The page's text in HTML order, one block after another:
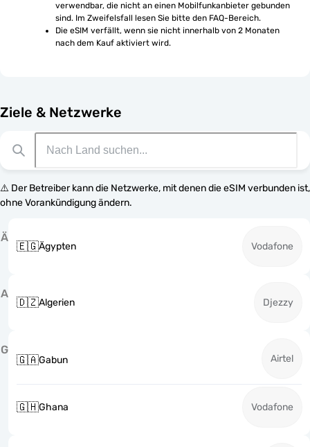
verwendbar, die nicht an einen Mobilfunkanbieter gebunden
sind. Im Zweifelsfall lesen Sie bitte den FAQ-Bereich.
Die eSIM verfällt, wenn sie nicht innerhalb von 2 Monaten
nach dem Kauf aktiviert wird.
Ziele & Netzwerke
⚠️ Der Betreiber kann die Netzwerke, mit denen die eSIM verbunden ist,
ohne Vorankündigung ändern.
Ä
🇪🇬Ägypten Vodafone
A
🇩🇿Algerien Djezzy
G
🇬🇦Gabun Airtel
🇬🇭Ghana Vodafone